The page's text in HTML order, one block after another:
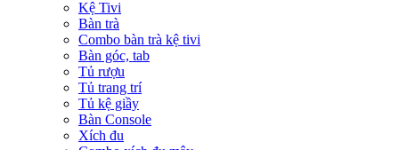
Kệ Tivi
Bàn trà
Combo bàn trà kệ tivi
Bàn góc, tab
Tủ rượu
Tủ trang trí
Tủ kệ giầy
Bàn Console
Xích đu